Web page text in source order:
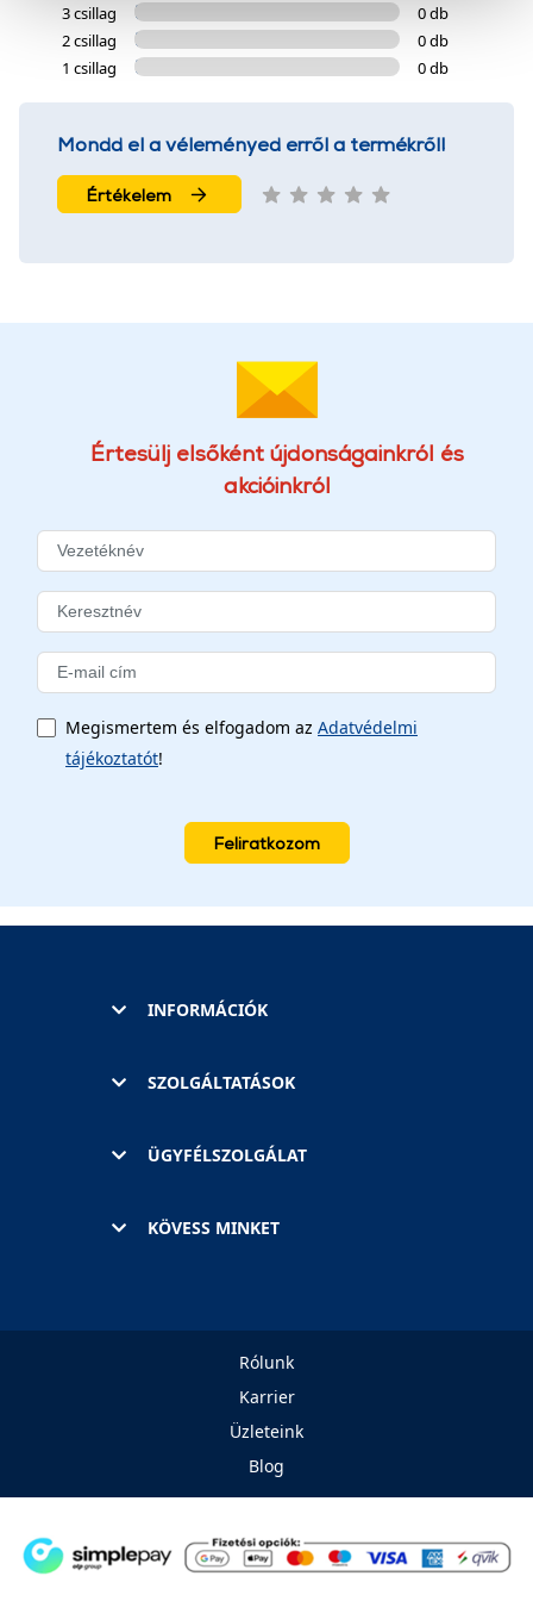
cookie-k személyazonosítására nem alkalmasak,
szolgáltatásaink biztosításához szükségesek. Az oldal
használatával Ön elfogadja a cookie-k használatát.
3 csillag
0 db
2 csillag
0 db
1 csillag
0 db
Mondd el a véleményed erről a termékről!
Értékelem
Értesülj elsőként újdonságainkról és
akcióinkról
Megismertem és elfogadom az Adatvédelmi
tájékoztatót!
Feliratkozom
INFORMÁCIÓK
SZOLGÁLTATÁSOK
ÜGYFÉLSZOLGÁLAT
KÖVESS MINKET
Rólunk
Karrier
Üzleteink
Blog